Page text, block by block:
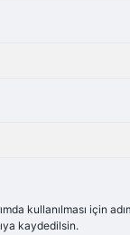
kullanılması için
kaydedilsin.